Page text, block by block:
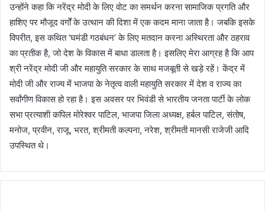
उन्होंने कहा कि नरेंद्र मोदी के लिए वोट का समर्थन करना सामाजिक प्रगति और
हाशिए पर मौजूद वर्गों के उत्थान की दिशा में एक कदम माना जाता है। जबकि इसके
विपरीत, इस कथित ‘घमंडी गठबंधन’ के लिए मतदान करना अस्थिरता और ठहराव
का प्रतीक है, जो देश के विकास में बाधा डालता है। इसलिए मेरा आग्रह है कि आप
श्री नरेंद्र मोदी जी और महायुति सरकार के साथ मजबूती से खड़े रहें। केंद्र में
मोदी जी और राज्य में भाजपा के नेतृत्व वाली महायुति सरकार में देश व राज्य का
सर्वांगीण विकास हो रहा है। इस अवसर पर भिवंडी से भारतीय जनता पार्टी के लोक
सभा प्रत्याशी कपिल मोरेश्वर पाटिल, भाजपा जिला अध्यक्ष, हर्बल पाटिल, संतोष,
मनोज, प्रवीन, राजू, भरत, श्रीमती कल्पना, नरेश, श्रीमती मानसी राजेजी आदि
उपस्थित थे।